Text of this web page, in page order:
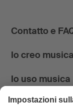
Contatto e
Io creo musica
Io uso musica